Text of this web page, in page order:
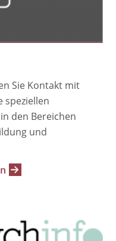
Sie Kontakt mit
speziellen
den Bereichen
und